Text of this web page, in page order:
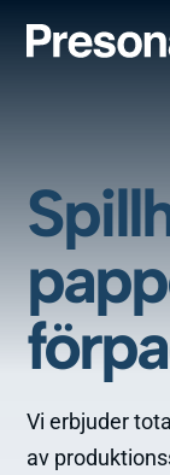
Vi erbjuder
av